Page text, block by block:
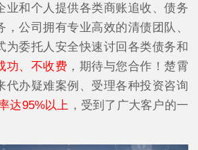
业和个人提供各类商账追收、债务
公司拥有专业高效的清债团队、
为委托人安全快速讨回各类债务和
功、不收费 ，期待与您合作！楚霄
代办疑难案例、受理各种投资咨询
达95%以上 ，受到了广大客户的一